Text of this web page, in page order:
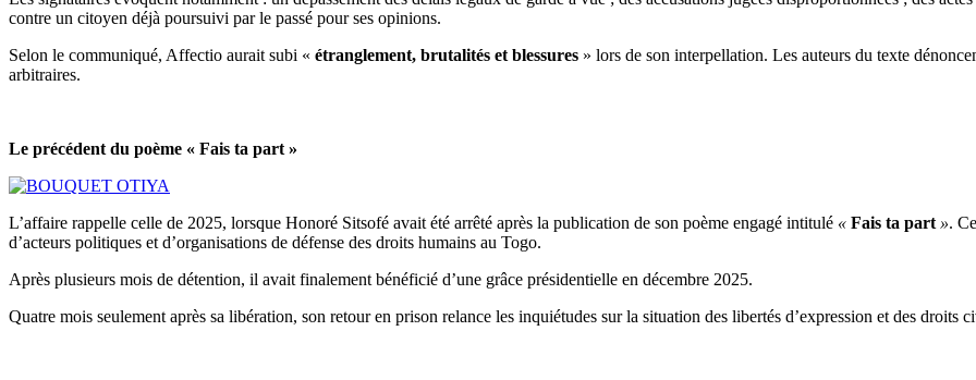
contre un citoyen déjà poursuivi par le passé pour ses opinions.
Selon le communiqué, Affectio aurait subi « étranglement, brutalités et blessures » lors de son interpellation. Les auteurs du texte
arbitraires.
Le précédent du poème « Fais ta part »
L’affaire rappelle celle de 2025, lorsque Honoré Sitsofé avait été arrêté après la publication de son poème engagé intitulé « Fais ta part ».
d’acteurs politiques et d’organisations de défense des droits humains au Togo.
Après plusieurs mois de détention, il avait finalement bénéficié d’une grâce présidentielle en décembre 2025.
Quatre mois seulement après sa libération, son retour en prison relance les inquiétudes sur la situation des libertés d’expression et des droits